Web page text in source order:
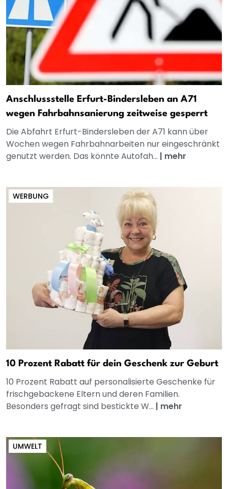
Anschlussstelle Erfurt-Bindersleben an A71
wegen Fahrbahnsanierung zeitweise gesperrt
Die Abfahrt Erfurt-Bindersleben der A71 kann über
Wochen wegen Fahrbahnarbeiten nur eingeschränkt
genutzt werden. Das könnte Autofah... | mehr
WERBUNG
10 Prozent Rabatt für dein Geschenk zur Geburt
10 Prozent Rabatt auf personalisierte Geschenke für
frischgebackene Eltern und deren Familien.
Besonders gefragt sind bestickte W... | mehr
UMWELT